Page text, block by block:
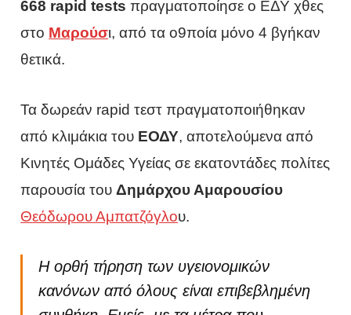
668 rapid tests πραγματοποίησε ο ΕΔΥ χθες
στο Μαρούσι, από τα ο9ποία μόνο 4 βγήκαν
θετικά.
Τα δωρεάν rapid τεστ πραγματοποιήθηκαν
από κλιμάκια του ΕΟΔΥ, αποτελούμενα από
Κινητές Ομάδες Υγείας σε εκατοντάδες πολίτες
παρουσία τουΔημάρχου Αμαρουσίου
Θεόδωρου Αμπατζόγλου.
Η ορθή τήρηση των υγειονομικών
κανόνων από όλους είναι επιβεβλημένη